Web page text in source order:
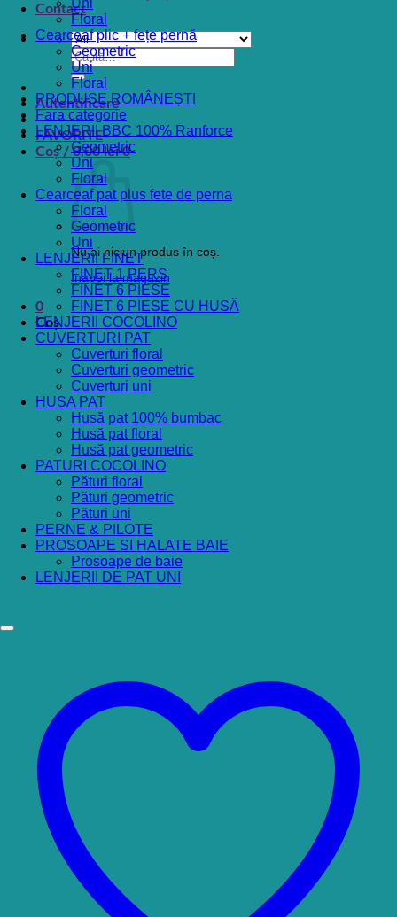
Contact
Caută
după:
Autentificare
FAVORITE
Coș /0,00lei 0
Nu ai niciun produs în coș.
Înapoi la magazin
0
Coș
Uni
Floral
Cearceaf plic + fețe pernă
Geometric
Uni
Floral
PRODUSE ROMÂNEȘTI
Fara categorie
LENJERII BBC 100% Ranforce
Geometric
Uni
Floral
Cearceaf pat plus fete de perna
Floral
Geometric
Uni
LENJERII FINET
FINET 1 PERS
FINET 6 PIESE
FINET 6 PIESE CU HUSĂ
LENJERII COCOLINO
CUVERTURI PAT
Cuverturi floral
Cuverturi geometric
Cuverturi uni
HUSA PAT
Husă pat 100% bumbac
Husă pat floral
Husă pat geometric
PATURI COCOLINO
Pături floral
Pături geometric
Pături uni
PERNE & PILOTE
PROSOAPE SI HALATE BAIE
Prosoape de baie
LENJERII DE PAT UNI